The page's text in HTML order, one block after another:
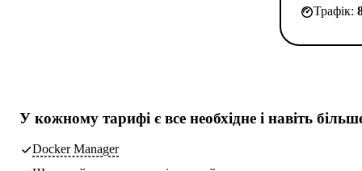
Трафік:
У кожному тарифі є все необхідне і навіть
Docker Manager